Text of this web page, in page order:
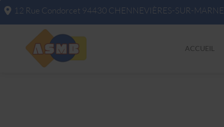
12 Rue Condorcet 94430 CHENNEVIÈRES-SUR-MARNE
ACCUEIL